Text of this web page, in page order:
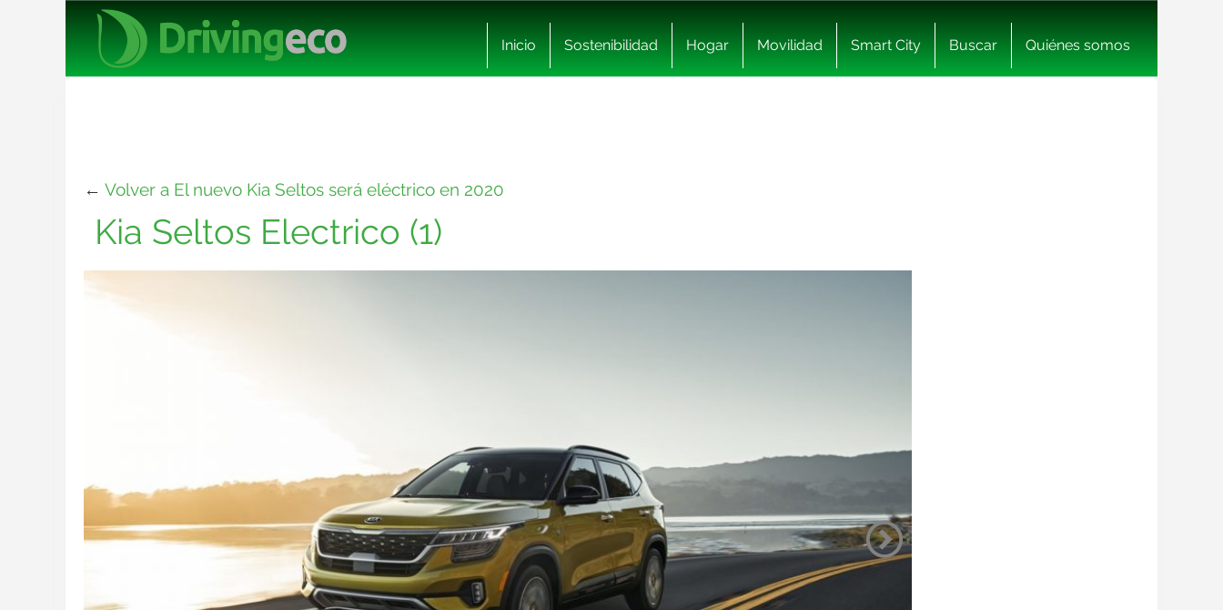
Inicio Sostenibilidad Hogar Movilidad Smart City Buscar Quiénes somos
← Volver a El nuevo Kia Seltos será eléctrico en 2020
Kia Seltos Electrico (1)